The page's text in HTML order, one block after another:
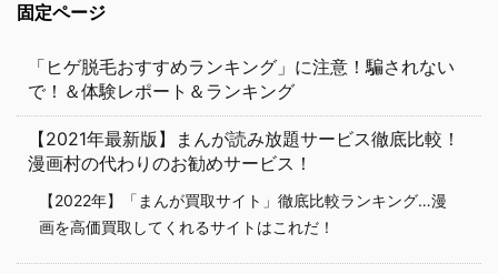
固定ページ
「ヒゲ脱毛おすすめランキング」に注意！騙されない
で！＆体験レポート＆ランキング
【2021年最新版】まんが読み放題サービス徹底比較！
漫画村の代わりのお勧めサービス！
【2022年】「まんが買取サイト」徹底比較ランキング…漫
画を高価買取してくれるサイトはこれだ！